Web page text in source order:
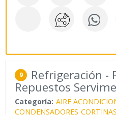
9 Refrigeración -
Repuestos
Categoría: AIRE
CONDENSADORES